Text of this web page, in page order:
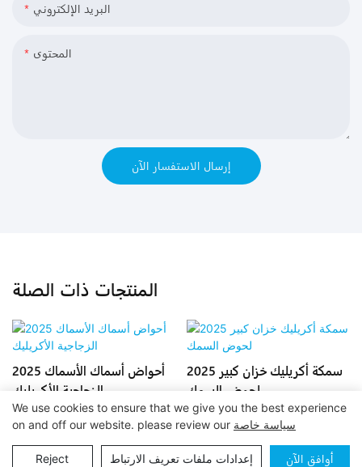
البريد الإلكتروني
المحتوى
إرسال الاستفسار الآن
المنتجات ذات الصلة
2025 أحواض أسماك الأسماك
الزجاجية الأكريليك
2025 سمكة أكريليك خزان كبير
لحوض السمك
We use cookies to ensure that we give you the best experience
on and off our website. please review our سياسة خاصة
Reject إعدادات ملفات تعريف الارتباط أوافق الآن